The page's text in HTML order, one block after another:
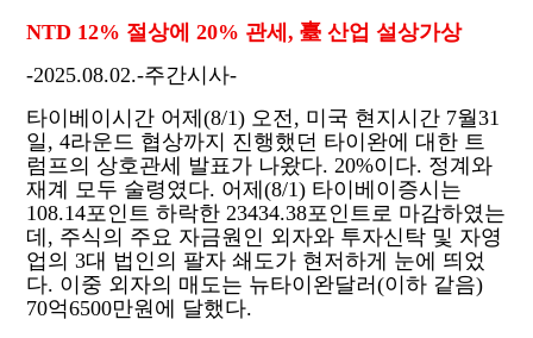
NTD 12% 절상에20% 관세,臺 산업 설상가상
-2025.08.02.-주간시사-
타이베이시간 어제(8/1) 오전, 미국 현지시간 7월31
일, 4라운드 협상까지 진행했던 타이완에 대한 트
럼프의 상호관세 발표가 나왔다. 20%이다. 정계와
재계 모두 술령였다. 어제(8/1) 타이베이증시는
108.14포인트 하락한 23434.38포인트로 마감하였는
데 , 주식의 주요 자금원인 외자와 투자신탁 및 자영
업의 3대 법인의 팔자 쇄도가 현저하게 눈에 띄었
다. 이중 외자의 매도는 뉴타이완달러(이하 같음)
70억6500만원에 달했다.